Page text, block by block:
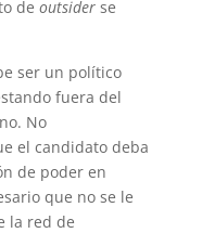
de outsiderse
ser un político
fuera del
No
el candidato deba
de poder en
que no se le
la red de